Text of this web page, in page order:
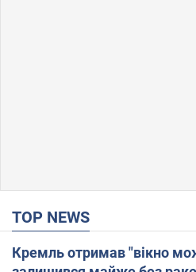
TOP NEWS
Кремль отримав "вікно